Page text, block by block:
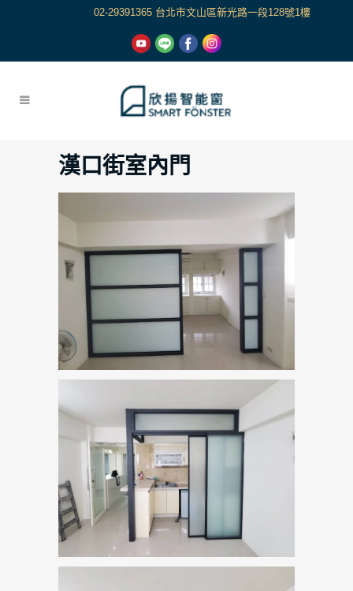
02-29391365 台北市文山區新光路一段128號1樓
漢口街室內門